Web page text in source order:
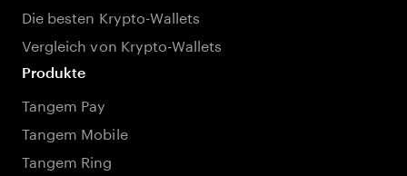
Die besten Krypto-Wallets
Vergleich von Krypto-Wallets
Produkte
Tangem Pay
Tangem Mobile
Tangem Ring